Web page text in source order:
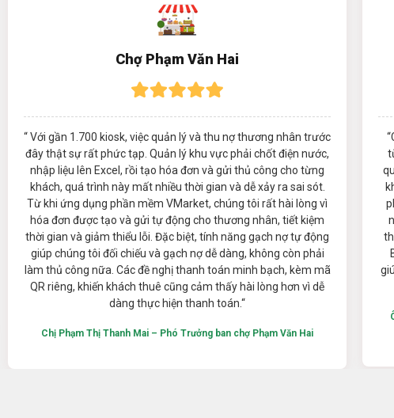
Chợ Phạm Văn Hai
“ Với gần 1.700 kiosk, việc quản lý và thu nợ thương nhân trước
đây thật sự rất phức tạp. Quản lý khu vực phải chốt điện nước,
nhập liệu lên Excel, rồi tạo hóa đơn và gửi thủ công cho từng
khách, quá trình này mất nhiều thời gian và dễ xảy ra sai sót.
Từ khi ứng dụng phần mềm VMarket, chúng tôi rất hài lòng vì
hóa đơn được tạo và gửi tự động cho thương nhân, tiết kiệm
thời gian và giảm thiểu lỗi. Đặc biệt, tính năng gạch nợ tự động
giúp chúng tôi đối chiếu và gạch nợ dễ dàng, không còn phải
làm thủ công nữa. Các đề nghị thanh toán minh bạch, kèm mã
QR riêng, khiến khách thuê cũng cảm thấy hài lòng hơn vì dễ
dàng thực hiện thanh toán.“
Chị Phạm Thị Thanh Mai – Phó Trưởng ban chợ Phạm Văn Hai